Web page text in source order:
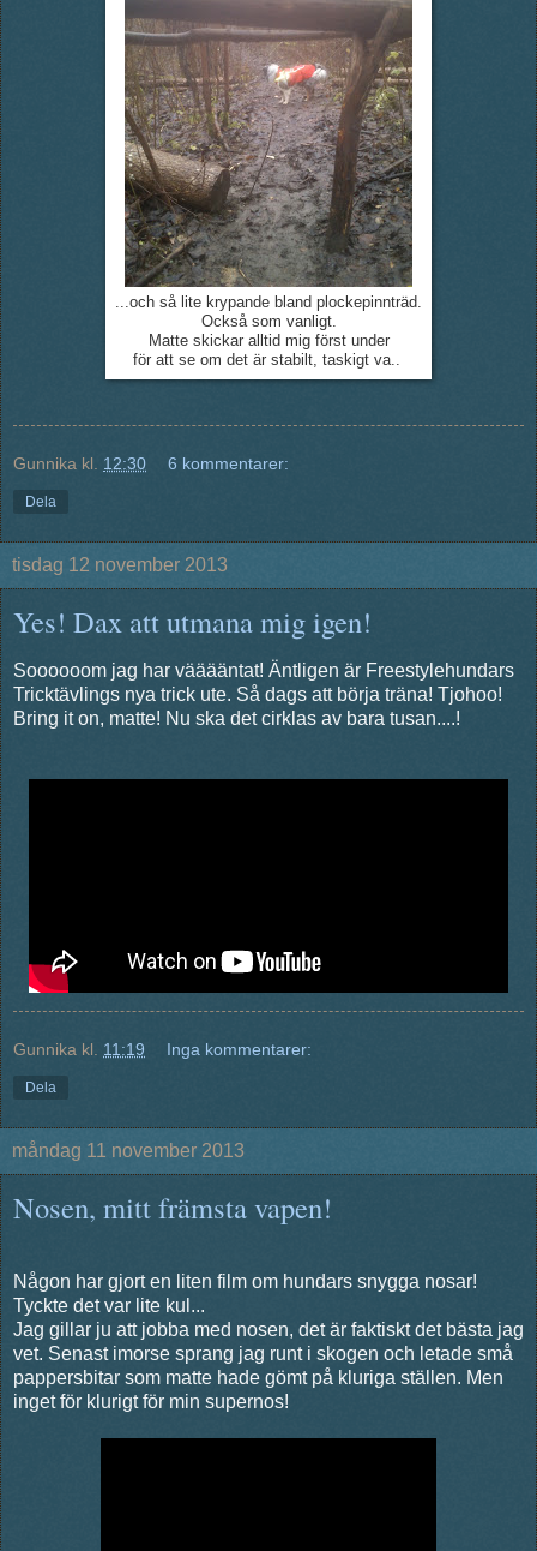
...och så lite krypande bland plockepinnträd.
Också som vanligt.
Matte skickar alltid mig först under
för att se om det är stabilt, taskigt va..
Gunnika kl. 12:30 6 kommentarer:
Dela
tisdag 12 november 2013
Yes! Dax att utmana mig igen!
Soooooom jag har vääääntat! Äntligen är Freestylehundars
Tricktävlings nya trick ute. Så dags att börja träna! Tjohoo!
Bring it on, matte! Nu ska det cirklas av bara tusan....!
Gunnika kl. 11:19 Inga kommentarer:
Dela
måndag 11 november 2013
Nosen, mitt främsta vapen!
Någon har gjort en liten film om hundars snygga nosar!
Tyckte det var lite kul...
Jag gillar ju att jobba med nosen, det är faktiskt det bästa jag
vet. Senast imorse sprang jag runt i skogen och letade små
pappersbitar som matte hade gömt på kluriga ställen. Men
inget för klurigt för min supernos!